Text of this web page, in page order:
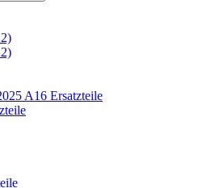
A16 Ersatzteile